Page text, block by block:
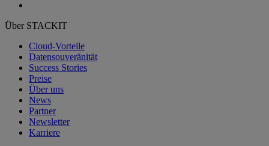
Über STACKIT
Cloud-Vorteile
Datensouveränität
Success Stories
Preise
Über uns
News
Partner
Newsletter
Karriere